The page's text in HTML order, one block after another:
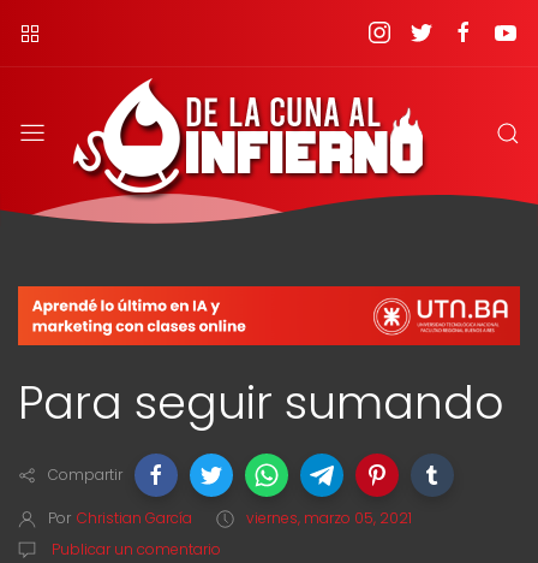
Para seguir sumando
Compartir
Por Christian García
viernes, marzo 05, 2021
Publicar un comentario